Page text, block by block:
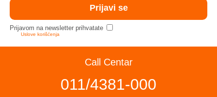
Prijavom na newsletter prihvatate
Uslove korišćenja
Call Centar
011/4381-000